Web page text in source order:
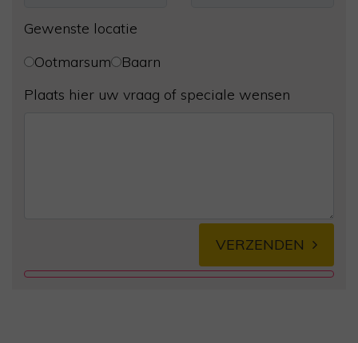
Gewenste locatie
Ootmarsum
Baarn
Plaats hier uw vraag of speciale wensen
VERZENDEN